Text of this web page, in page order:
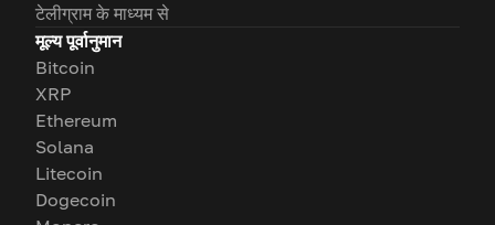
टेलीग्राम के माध्यम से
मूल्य पूर्वानुमान
Bitcoin
XRP
Ethereum
Solana
Litecoin
Dogecoin